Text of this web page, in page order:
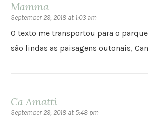
Mamma
September 29, 2018 at 1:03 am
O texto me transportou para o
são lindas as paisagens outonais,
Ca Amatti
September 29, 2018 at 5:48 pm